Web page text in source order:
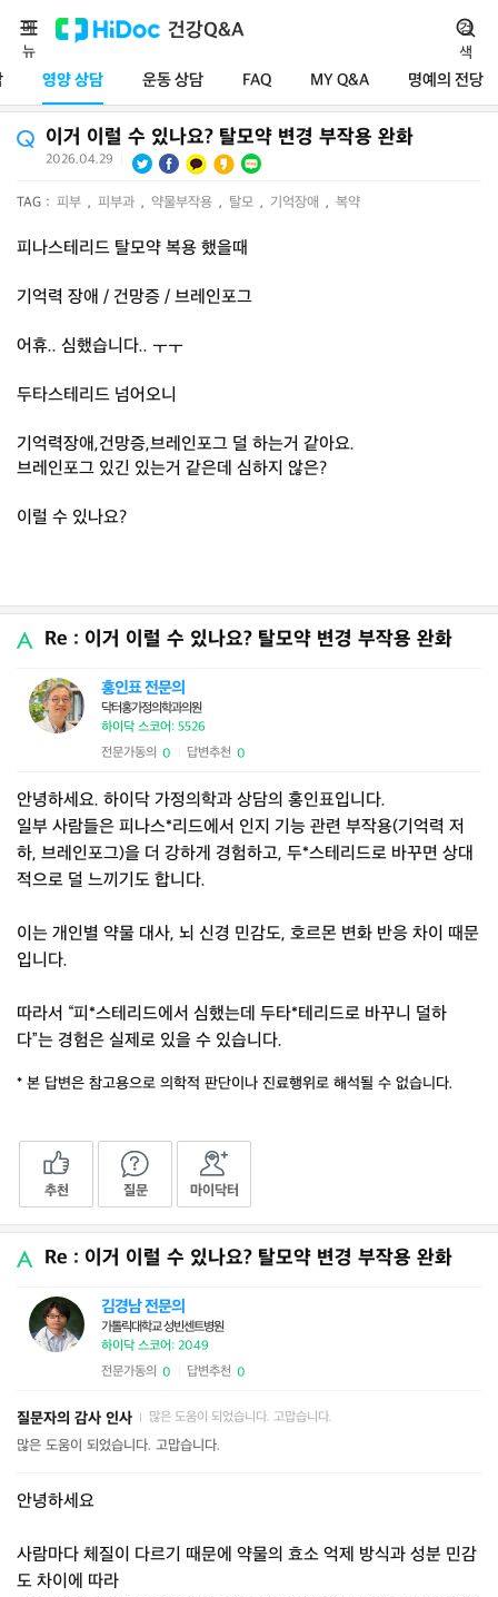
건강Q&A
영양 상담 운동 상담 FAQ MY Q&A 명예의 전당
메
뉴
검
색
이거 이럴 수 있나요? 탈모약 변경 부작용 완화
2026.04.29
TAG : 피부 , 피부과 , 약물부작용 , 탈모 , 기억장애 , 복약
피나스테리드 탈모약 복용 했을때
기억력 장애 / 건망증 / 브레인포그
어휴.. 심했습니다.. ㅜㅜ
두타스테리드 넘어오니
기억력장애,건망증,브레인포그 덜 하는거 같아요.
브레인포그 있긴 있는거 같은데 심하지 않은?
이럴 수 있나요?
Re : 이거 이럴 수 있나요? 탈모약 변경 부작용 완화
홍인표 전문의
닥터홍가정의학과의원
하이닥 스코어: 5526
전문가동의 0 답변추천 0
안녕하세요. 하이닥 가정의학과 상담의 홍인표입니다.
일부 사람들은 피나스*리드에서 인지 기능 관련 부작용(기억력 저
하, 브레인포그)을 더 강하게 경험하고, 두*스테리드로 바꾸면 상대
적으로 덜 느끼기도 합니다.
이는 개인별 약물 대사, 뇌 신경 민감도, 호르몬 변화 반응 차이 때문
입니다.
따라서 “피*스테리드에서 심했는데 두타*테리드로 바꾸니 덜하
다”는 경험은 실제로 있을 수 있습니다.
* 본 답변은 참고용으로 의학적 판단이나 진료행위로 해석될 수 없습니다.
추천 질문 마이닥터
Re : 이거 이럴 수 있나요? 탈모약 변경 부작용 완화
김경남 전문의
가톨릭대학교 성빈센트병원
하이닥 스코어: 2049
전문가동의 0 답변추천 0
질문자의 감사 인사 많은 도움이 되었습니다. 고맙습니다.
많은 도움이 되었습니다. 고맙습니다.
안녕하세요
사람마다 체질이 다르기 때문에 약물의 효소 억제 방식과 성분 민감
도 차이에 따라